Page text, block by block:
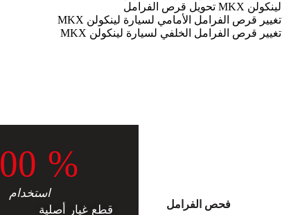
لينكولن MKX تحويل قرص الفرامل
تغيير قرص الفرامل الأمامي لسيارة لينكولن MKX
تغيير قرص الفرامل الخلفي لسيارة لينكولن MKX
فحص الفرامل
00 %
استخدام
قطع غيار أصلية